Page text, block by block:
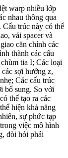
warp nhiều lớp
nhau thông qua
Cấu trúc này có thể
vải spacer và
căn chỉnh các
thành các cấu
tia I; Các loại
sợi hướng z,
Các cấu trúc
bổ sung. So với
thể tạo ra các
hiện khả năng
sự phức tạp
việc mô hình
đòi hỏi phải